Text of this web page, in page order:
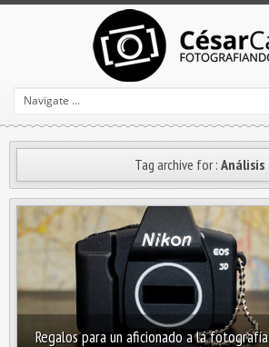
Tag archive for : Análisis
Regalos para un aficionado a la fotografía